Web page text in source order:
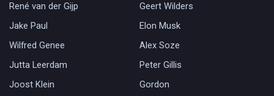
René van der Gijp
Geert Wilders
Jake Paul
Elon Musk
Wilfred Genee
Alex Soze
Jutta Leerdam
Peter Gillis
Joost Klein
Gordon